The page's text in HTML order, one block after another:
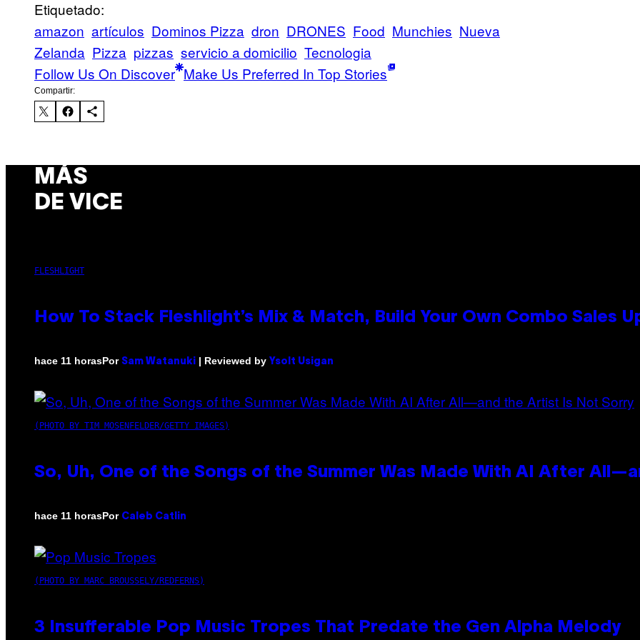
Etiquetado:
amazon artículos Dominos Pizza dron DRONES Food Munchies Nueva
Zelanda Pizza pizzas servicio a domicilio Tecnologia
Follow Us On Discover Make Us Preferred In Top Stories
Compartir:
MÁS
DE VICE
FLESHLIGHT
How To Stack Fleshlight’s Mix & Match, Build Your Own Combo Sales
hace 11 horasPor Sam Watanuki | Reviewed by Ysolt Usigan
(PHOTO BY TIM MOSENFELDER/GETTY IMAGES)
So, Uh, One of the Songs of the Summer Was Made With AI After
hace 11 horasPor Caleb Catlin
(PHOTO BY MARC BROUSSELY/REDFERNS)
3 Insufferable Pop Music Tropes That Predate the Gen Alpha Melody